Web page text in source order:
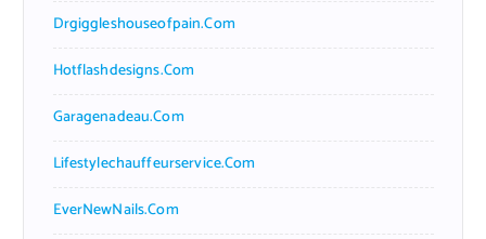
Drgiggleshouseofpain.com
Hotflashdesigns.com
Garagenadeau.com
Lifestylechauffeurservice.com
EverNewNails.com